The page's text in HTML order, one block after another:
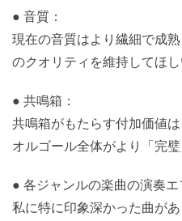
● 音質：
現在の音質はより繊細で成
のクオリティを維持してほ
● 共鳴箱：
共鳴箱がもたらす付加価値
オルゴール全体がより「完璧
● 各ジャンルの楽曲の演奏エ
私に特に印象深かった曲が